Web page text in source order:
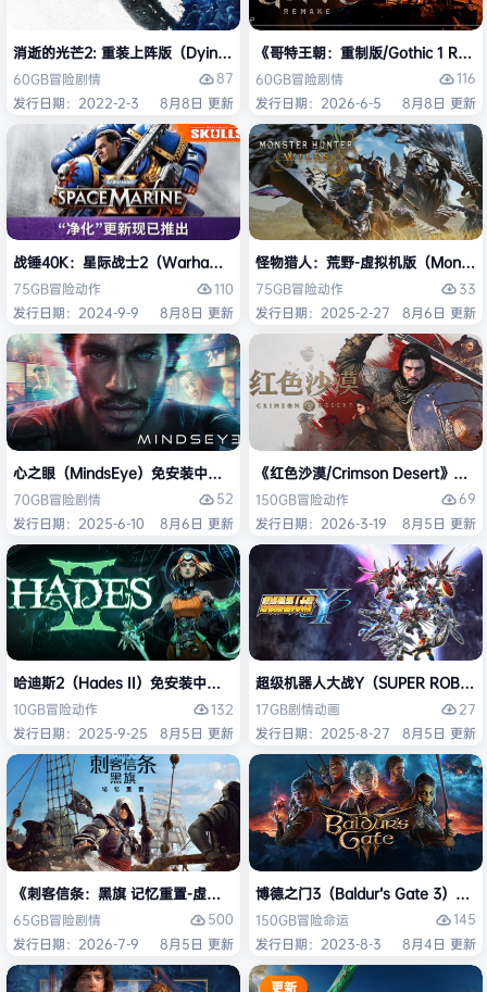
消逝的光芒2: 重装上阵版（Dying Light 2 Stay Human: Reloaded
60GB冒险剧情
87
发行日期：2022-2-3
8月8日 更新
《哥特王朝：重制版/Gothic 1
60GB冒险剧情
116
发行日期：2026-6-5
8月8日 更新
战锤40K：星际战士2（Warhammer 40,000: Space Marine 2）免安装
75GB冒险动作
110
发行日期：2024-9-9
8月8日 更新
怪物猎人：荒野-虚拟机版（
75GB冒险动作
33
发行日期：2025-2-27
8月6日 更新
心之眼（MindsEye）免安装中文版
70GB冒险剧情
52
发行日期：2025-6-10
8月6日 更新
《红色沙漠/Crimson Desert》免安
150GB冒险动作
69
发行日期：2026-3-19
8月5日 更新
哈迪斯2（Hades II）免安装中文版
10GB冒险动作
132
发行日期：2025-9-25
8月5日 更新
超级机器人大战Y（SUPER
17GB剧情动画
27
发行日期：2025-8-27
8月5日 更新
《刺客信条：黑旗 记忆重置-虚拟机版/Assassin’s Creed Black Flag
65GB冒险剧情
500
发行日期：2026-7-9
8月5日 更新
博德之门3（Baldur’s Gate 3）免安
150GB冒险命运
145
发行日期：2023-8-3
8月4日 更新
更新